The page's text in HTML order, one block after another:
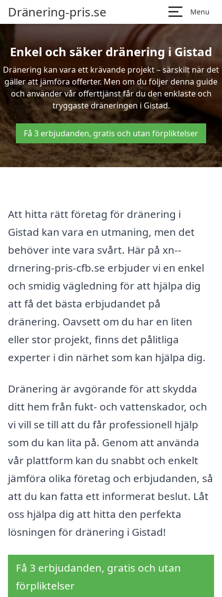
Dränering-pris.se Menu
Enkel och säker dränering i Gistad
Dränering kan vara ett krävande projekt – särskilt när det
gäller att jämföra offerter. Men om du följer denna guide
och använder vår offerttjänst får du den enklaste och
tryggaste dräneringen i Gistad.
Få 3 erbjudanden, gratis och utan förpliktelser
Att hitta rätt företag för dränering i
Gistad kan vara en utmaning, men det
behöver inte vara svårt. Här på xn--
drnering-pris-cfb.se erbjuder vi en enkel
och smidig vägledning för att hjälpa dig
att få det bästa erbjudandet på
dränering. Oavsett om du har en liten
eller stor projekt, finns det pålitliga
experter i din närhet som kan hjälpa dig.
Dränering är avgörande för att skydda
ditt hem från fukt- och vattenskador, och
vi vill se till att du får professionell hjälp
som du kan lita på. Genom att använda
vår plattform kan du snabbt och enkelt
jämföra olika företag och erbjudanden, så
att du kan fatta ett informerat beslut. Låt
oss hjälpa dig att hitta den perfekta
lösningen för dränering i Gistad!
Få 3 erbjudanden, gratis och utan
förpliktelser